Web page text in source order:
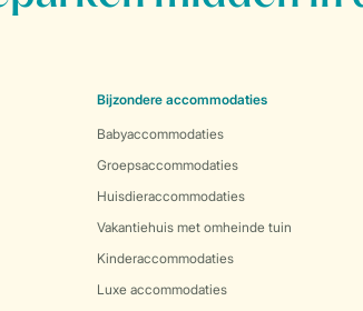
Bijzondere accommodaties
Babyaccommodaties
Groepsaccommodaties
Huisdieraccommodaties
Vakantiehuis met omheinde tuin
Kinderaccommodaties
Luxe accommodaties